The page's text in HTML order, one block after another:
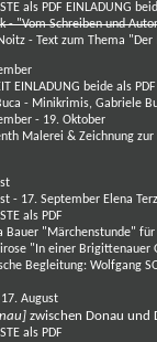
als PDF EINLADUNG
- "Vom Schreiben und
- Text zum Thema
EINLADUNG beide als PDF
- Minikrimis, Gabriele
- 19. Oktober
Malerei & Zeichnung
- 17. September Elena
als PDF
Bauer "Märchenstunde" für
"In einer Brigittenauer
Begleitung: Wolfgang
August
zwischen Donau und
als PDF